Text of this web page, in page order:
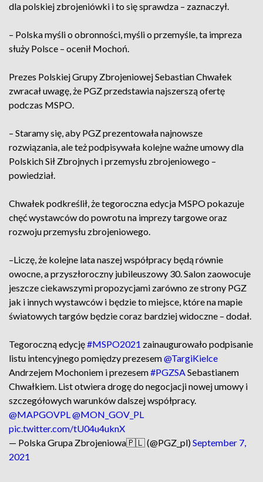
dla polskiej zbrojeniówki i to się sprawdza – zaznaczył.
– Polska myśli o obronności, myśli o przemyśle, ta impreza
służy Polsce – ocenił Mochoń.
Prezes Polskiej Grupy Zbrojeniowej Sebastian Chwałek
zwracał uwagę, że PGZ przedstawia najszerszą ofertę
podczas MSPO.
– Staramy się, aby PGZ prezentowała najnowsze
rozwiązania, ale też podpisywała kolejne ważne umowy dla
Polskich Sił Zbrojnych i przemysłu zbrojeniowego –
powiedział.
Chwałek podkreślił, że tegoroczna edycja MSPO pokazuje
chęć wystawców do powrotu na imprezy targowe oraz
rozwoju przemysłu zbrojeniowego.
–Liczę, że kolejne lata naszej współpracy będą równie
owocne, a przyszłoroczny jubileuszowy 30. Salon zaowocuje
jeszcze ciekawszymi propozycjami zarówno ze strony PGZ
jak i innych wystawców i będzie to miejsce, które na mapie
światowych targów będzie coraz bardziej widoczne – dodał.
Tegoroczną edycję#MSPO2021 zainaugurowało podpisanie
listu intencyjnego pomiędzy prezesem@TargiKielce
Andrzejem Mochoniem i prezesem#PGZSASebastianem
Chwałkiem. List otwiera drogę do negocjacji nowej umowy i
szczegółowych warunków dalszej współpracy.
@MAPGOVPL@MON_GOV_PL
pic.twitter.com/tU04u4uknX
— Polska Grupa Zbrojeniowa🇵🇱 (@PGZ_pl)September 7,
2021